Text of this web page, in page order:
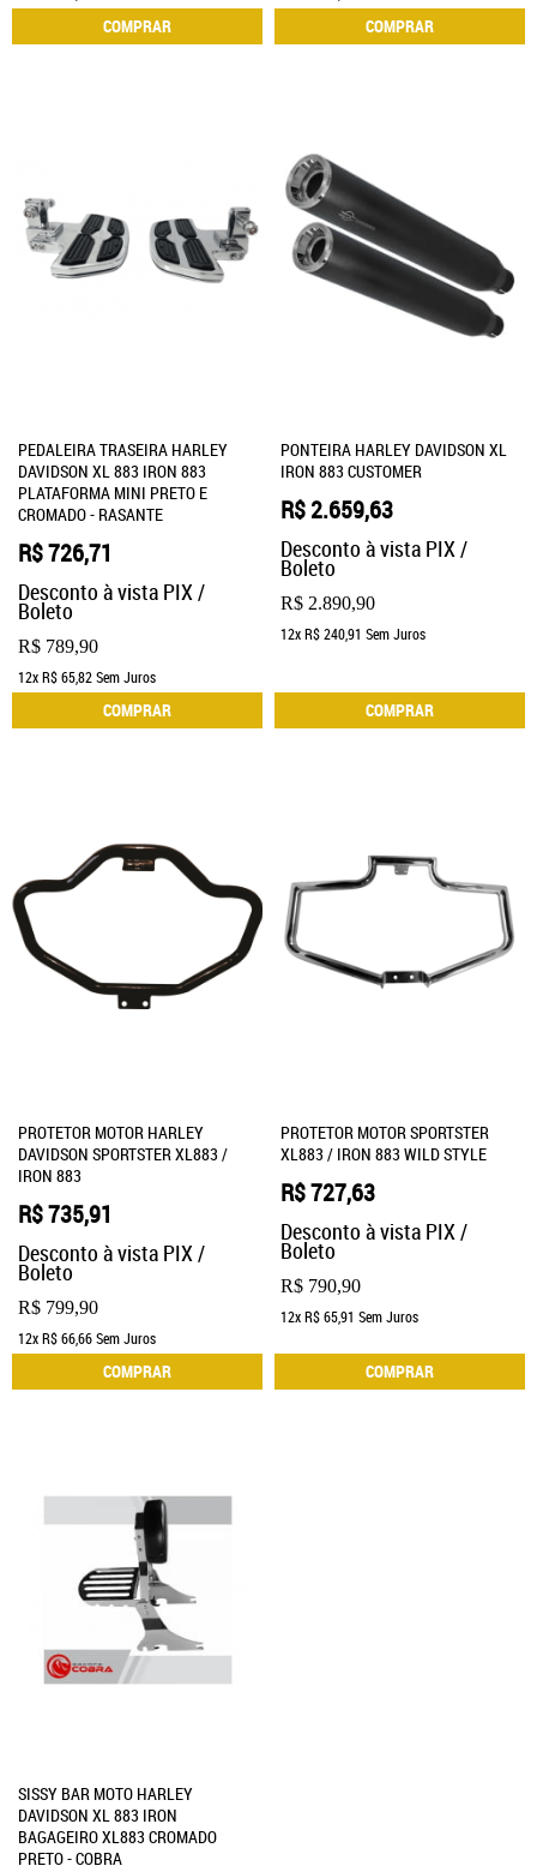
COMPRAR COMPRAR
PEDALEIRA TRASEIRA HARLEY
DAVIDSON XL 883 IRON 883
PLATAFORMA MINI PRETO E
CROMADO - RASANTE
R$ 789,90
R$ 726,71
Desconto à vista PIX /
Boleto
12xR$ 65,82Sem Juros
COMPRAR
PONTEIRA HARLEY DAVIDSON XL
IRON 883 CUSTOMER
R$ 2.890,90
R$ 2.659,63
Desconto à vista PIX /
Boleto
12xR$ 240,91 Sem Juros
COMPRAR
PROTETOR MOTOR HARLEY
DAVIDSON SPORTSTER XL883 /
IRON 883
R$ 799,90
R$ 735,91
Desconto à vista PIX /
Boleto
12xR$ 66,66Sem Juros
COMPRAR
PROTETOR MOTOR SPORTSTER
XL883 / IRON 883 WILD STYLE
R$ 790,90
R$ 727,63
Desconto à vista PIX /
Boleto
12xR$ 65,91 Sem Juros
COMPRAR
SISSY BAR MOTO HARLEY
DAVIDSON XL 883 IRON
BAGAGEIRO XL883 CROMADO
PRETO - COBRA